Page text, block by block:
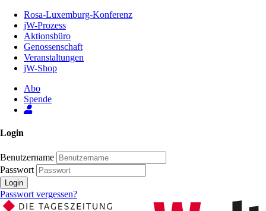
Inhalt
Seite
Rosa-Luxemburg-Konferenz
jW-Prozess
Aktionsbüro
Genossenschaft
Veranstaltungen
jW-Shop
Abo
Spende
Login
Benutzername
Passwort
Login
Passwort vergessen?